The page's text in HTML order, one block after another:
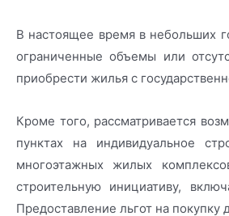
В настоящее время в небольших
ограниченные объемы или
приобрести жилья с
Кроме того, рассматривается
пунктах на индивидуальное
многоэтажных жилых
строительную инициативу,
Предоставление льгот на